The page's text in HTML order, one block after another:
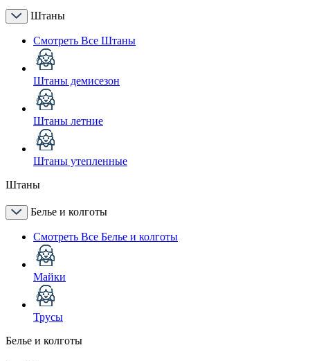
Штаны
Смотреть Все Штаны
Штаны демисезон
Штаны летние
Штаны утепленные
Штаны
Белье и колготы
Смотреть Все Белье и колготы
Майки
Трусы
Белье и колготы